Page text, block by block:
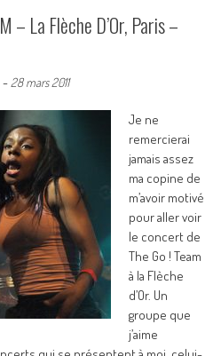
– La Flèche D’Or, Paris –
- 28 mars 2011
Je ne
remercierai
jamais assez
ma copine de
m’avoir motivé
pour aller voir
le concert de
The Go ! Team
à la Flèche
d’Or. Un
groupe que
j’aime